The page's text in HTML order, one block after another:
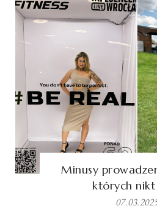
Minusy
których